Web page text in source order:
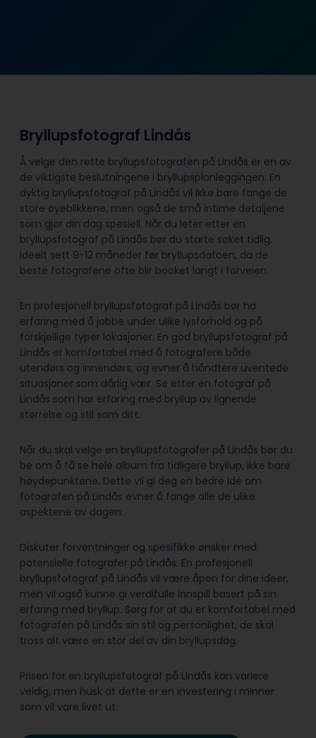
Bryllupsfotograf Lindås
Å velge den rette bryllupsfotografen på Lindås er en av
de viktigste beslutningene i bryllupsplanleggingen. En
dyktig bryllupsfotograf på Lindås vil ikke bare fange de
store øyeblikkene, men også de små intime detaljene
som gjør din dag spesiell. Når du leter etter en
bryllupsfotograf på Lindås bør du starte søket tidlig,
ideelt sett 9-12 måneder før bryllupsdatoen, da de
beste fotografene ofte blir booket langt i forveien.
En profesjonell bryllupsfotograf på Lindås bør ha
erfaring med å jobbe under ulike lysforhold og på
forskjellige typer lokasjoner. En god bryllupsfotograf på
Lindås er komfortabel med å fotografere både
utendørs og innendørs, og evner å håndtere uventede
situasjoner som dårlig vær. Se etter en fotograf på
Lindås som har erfaring med bryllup av lignende
størrelse og stil som ditt.
Når du skal velge en bryllupsfotografer på Lindås bør du
be om å få se hele album fra tidligere bryllup, ikke bare
høydepunktene. Dette vil gi deg en bedre idé om
fotografen på Lindås evner å fange alle de ulike
aspektene av dagen.
Diskuter forventninger og spesifikke ønsker med
potensielle fotografer på Lindås. En profesjonell
bryllupsfotograf på Lindås vil være åpen for dine ideer,
men vil også kunne gi verdifulle innspill basert på sin
erfaring med bryllup. Sørg for at du er komfortabel med
fotografen på Lindås sin stil og personlighet, de skal
tross alt være en stor del av din bryllupsdag.
Prisen for en bryllupsfotograf på Lindås kan variere
veldig, men husk at dette er en investering i minner
som vil vare livet ut.